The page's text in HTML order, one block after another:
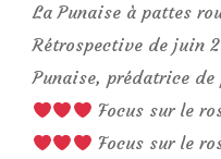
La Punaise à pattes
Rétrospective de juin
Punaise, prédatrice
Focus sur le
Focus sur le